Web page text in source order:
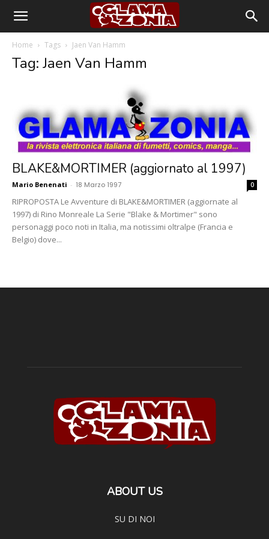
Home Tags Jaen Van Hamm
Tag: Jaen Van Hamm
BLAKE&MORTIMER (aggiornato al 1997)
Mario Benenati - 18 Marzo 1997 0
RIPROPOSTA Le Avventure di BLAKE&MORTIMER (aggiornate al
1997) di Rino Monreale La Serie "Blake & Mortimer" sono
personaggi poco noti in Italia, ma notissimi oltralpe (Francia e
Belgio) dove...
ABOUT US
SU DI NOI